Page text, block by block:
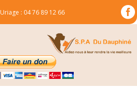
Uriage : 04 76 89 12 66 